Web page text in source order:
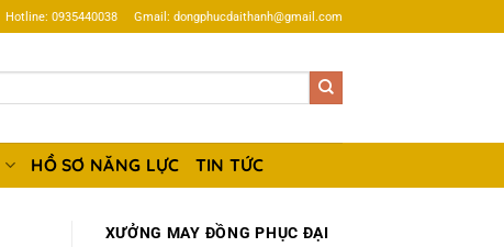
Hotline: 0935440038 Gmail: dongphucdaithanh@gmail.com
HỒ SƠ NĂNG LỰC TIN TỨC
XƯỞNG MAY ĐỒNG PHỤC ĐẠI